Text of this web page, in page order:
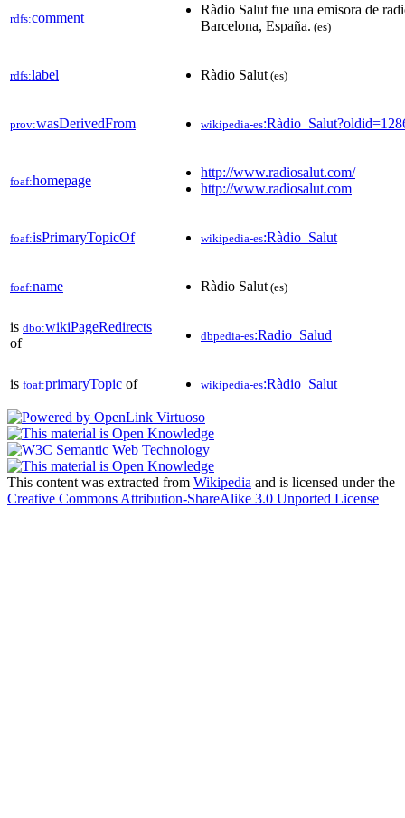
rdfs:comment
Ràdio Salut fue una emisora de
Barcelona, España. (es)
rdfs:label Ràdio Salut (es)
prov:wasDerivedFrom wikipedia-es
foaf:homepage
http://www.radiosalut.com/
http://www.radiosalut.com
foaf:isPrimaryTopicOf wikipedia-es:Ràdio_Salut
foaf:name Ràdio Salut (es)
is dbo:wikiPageRedirects
of
dbpedia-es:Radio_Salud
is foaf:primaryTopic of wikipedia-es:Ràdio_Salut
This content was extracted from Wikipedia and is licensed under the
Creative Commons Attribution-ShareAlike 3.0 Unported License